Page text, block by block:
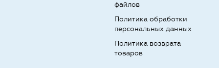
файлов
Политика обработки
персональных данных
Политика возврата
товаров